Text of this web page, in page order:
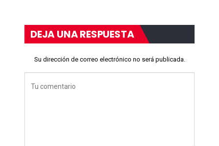
DEJA UNA RESPUESTA
Su dirección de correo electrónico no será publicada.